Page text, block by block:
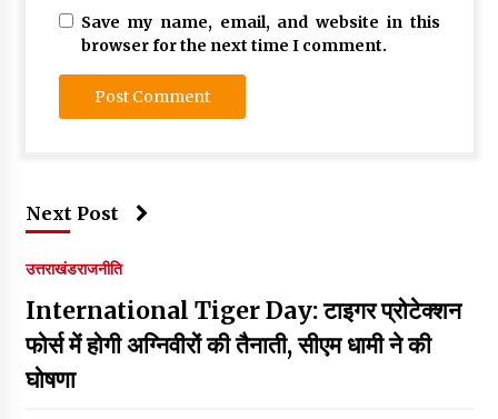
Save my name, email, and website in this
browser for the next time I comment.
Next Post
उत्तराखंडराजनीति
International Tiger Day: टाइगर प्रोटेक्शन
फोर्स में होगी अग्निवीरों की तैनाती, सीएम धामी ने की
घोषणा